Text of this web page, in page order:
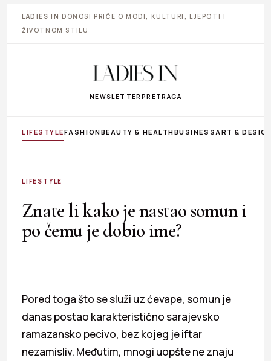
LADIES IN DONOSI PRIČE O MODI, KULTURI, LJEPOTI I
ŽIVOTNOM STILU
NEWSLETTER PRETRAGA
LIFESTYLEFASHIONBEAUTY & HEALTHBUSINESS ART &
LIFESTYLE
Znate li kako je nastao somun i
po čemu je dobio ime?
Pored toga što se služi uz ćevape, somun je
danas postao karakteristično sarajevsko
ramazansko pecivo, bez kojeg je iftar
nezamisliv. Međutim, mnogi uopšte ne znaju